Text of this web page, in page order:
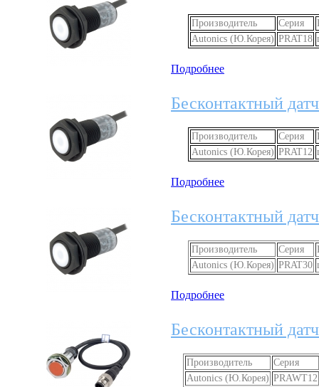
Производитель Серия
Autonics (Ю.Корея) PRAT18
Подробнее
Бесконтактный
Производитель Серия
Autonics (Ю.Корея) PRAT12
Подробнее
Бесконтактный
Производитель Серия
Autonics (Ю.Корея) PRAT30
Подробнее
Бесконтактный
Производитель
Серия
Autonics (Ю.Корея) PRAWT12